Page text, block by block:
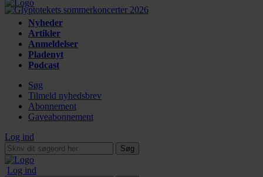
Nyheder
Artikler
Anmeldelser
Pladenyt
Podcast
Søg
Tilmeld nyhedsbrev
Abonnement
Gaveabonnement
Log ind
Søg
Log ind